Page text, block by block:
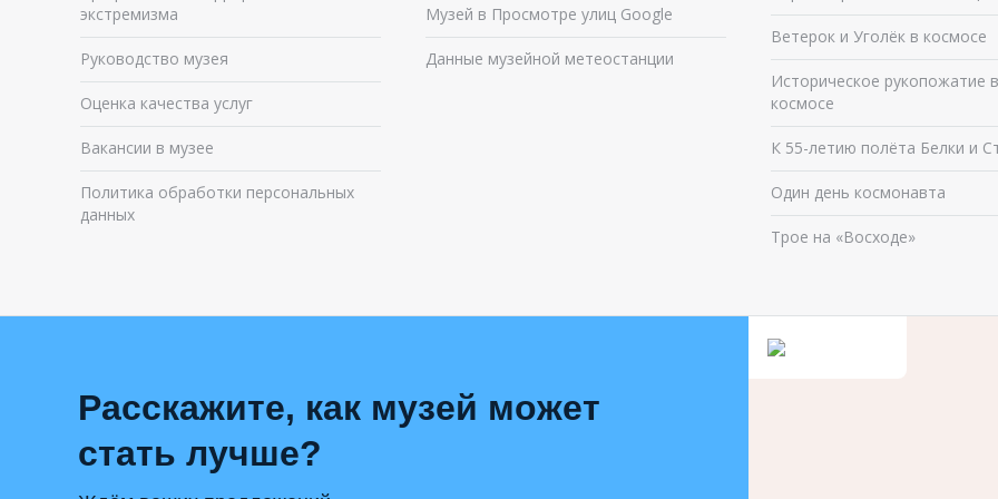
экстремизма
Руководство музея
Оценка качества услуг
Вакансии в музее
Политика обработки персональных
данных
Музей в Просмотре улиц Google
Данные музейной метеостанции
Ветерок и Уголёк в космосе
Историческое рукопожатие в
космосе
К 55-летию полёта Белки и
Один день космонавта
Трое на «Восходе»
Расскажите, как музей может
стать лучше?